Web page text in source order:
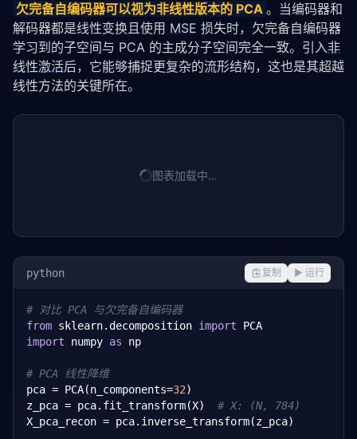
欠完备自编码器可以视为非线性版本的 PCA 。当编码器和
解码器都是线性变换且使用 MSE 损失时，欠完备自编码器
学习到的子空间与 PCA 的主成分子空间完全一致。引入非
线性激活后，它能够捕捉更复杂的流形结构，这也是其超越
线性方法的关键所在。
图表加载中…
python 复制 ▶ 运行
# 对比 PCA 与欠完备自编码器
from sklearn.decomposition import
import numpy as np
# PCA 线性降维
pca = PCA(n_components=32)
z_pca = pca.fit_transform(X) # X: (N, 784)
X_pca_recon = pca.inverse_transform(z_pca)